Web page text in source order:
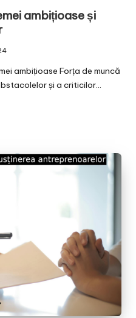
ambițioase și
ambițioase Forța de muncă
și a criticilor…